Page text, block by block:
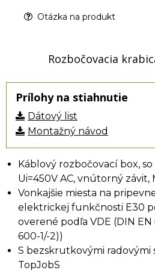
Otázka na produkt
Rozbočovacia
Prílohy na stiahnutie
Dátový list
Montažný návod
Káblový rozbočovací box,
Ui=450V AC, vnútorný závit,
Vonkajšie miesta na
elektrickej funkčnosti E30
overené podľa VDE (DIN EN
600-1/-2))
S bezskrutkovými radovými
TopJobS